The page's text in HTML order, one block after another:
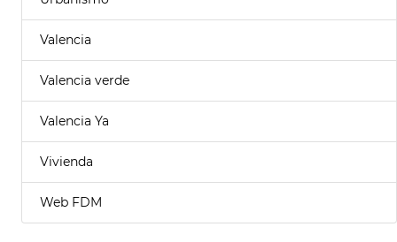
Valencia
Valencia verde
Valencia Ya
Vivienda
Web FDM